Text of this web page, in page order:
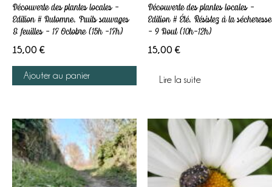
Découverte des plantes locales –
Edition # Automne. Fruits sauvages
& feuilles – 17 Octobre (15h -17h)
15,00 €
Ajouter au panier
Découverte des plantes locales –
Edition # Été. Résistez à la sécheresse
– 9 Aout (10h-12h)
15,00 €
Lire la suite
& sorties
Boutique
A propos
Contact
Mon Panier